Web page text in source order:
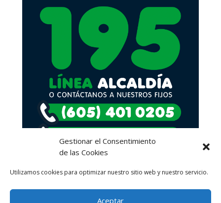
Gestionar el Consentimiento
de las Cookies
Utilizamos cookies para optimizar nuestro sitio web y nuestro servicio.
Aceptar